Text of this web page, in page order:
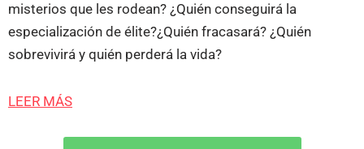
misterios que les rodean? ¿Quién conseguirá la
especialización de élite?¿Quién fracasará? ¿Quién
sobrevivirá y quién perderá la vida?
LEER MÁS